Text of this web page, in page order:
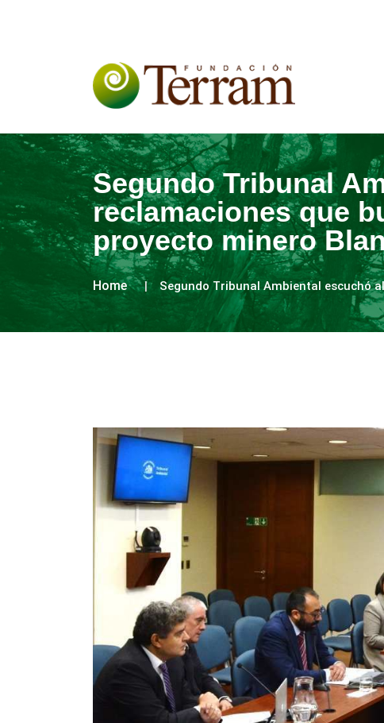
Segundo Tribunal
reclamaciones que
proyecto minero
Home Segundo Tribunal Ambiental escuchó